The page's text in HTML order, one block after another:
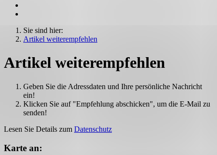
Sie sind hier:
Artikel weiterempfehlen
Artikel weiterempfehlen
Geben Sie die Adressdaten und Ihre persönliche Nachricht
ein!
Klicken Sie auf "Empfehlung abschicken", um die E-Mail zu
senden!
Lesen Sie Details zum Datenschutz
Karte an: